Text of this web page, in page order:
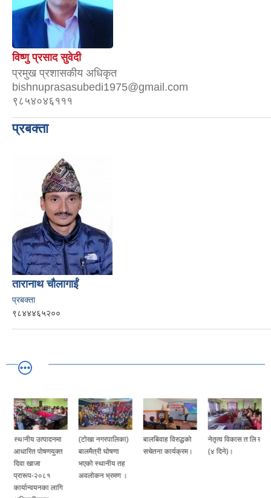
विष्णु प्रसाद सुवेदी
प्रमुख प्रशासकीय अधिकृत
bishnuprasasubedi1975@gmail.com
९८५४०४६१११
प्रबक्ता
तारानाथ चौलागाईं
प्रबक्ता
९८४४४६५२००
स्थानीय उत्पादनमा
आधारित पोषणयुक्त
दिवा खाजा
प्रारूप-२०८१
कार्यान्वयनका लागि
(टोखा नगरपालिका)
बालमैत्री घोषणा
भएको स्थानीय तह
अवलोकन भ्रमण ।
बालबिवाह विरुद्धको
सचेतना कार्यक्रम।
नेतृत्व विकास तालिम
(४ दिने)।